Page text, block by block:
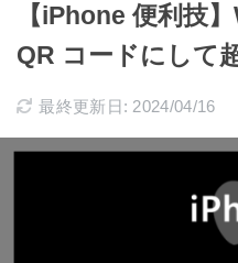
【iPhone 便利技
QR コードにして
最終更新日: 2024/04/16